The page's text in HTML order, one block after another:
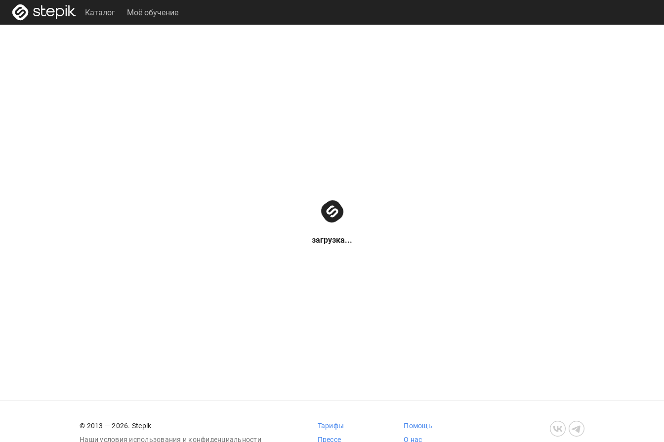
Каталог Моё обучение
загрузка...
© 2013 — 2026. Stepik
Наши условия использования и конфиденциальности
Тарифы
Прессе
Помощь
О нас